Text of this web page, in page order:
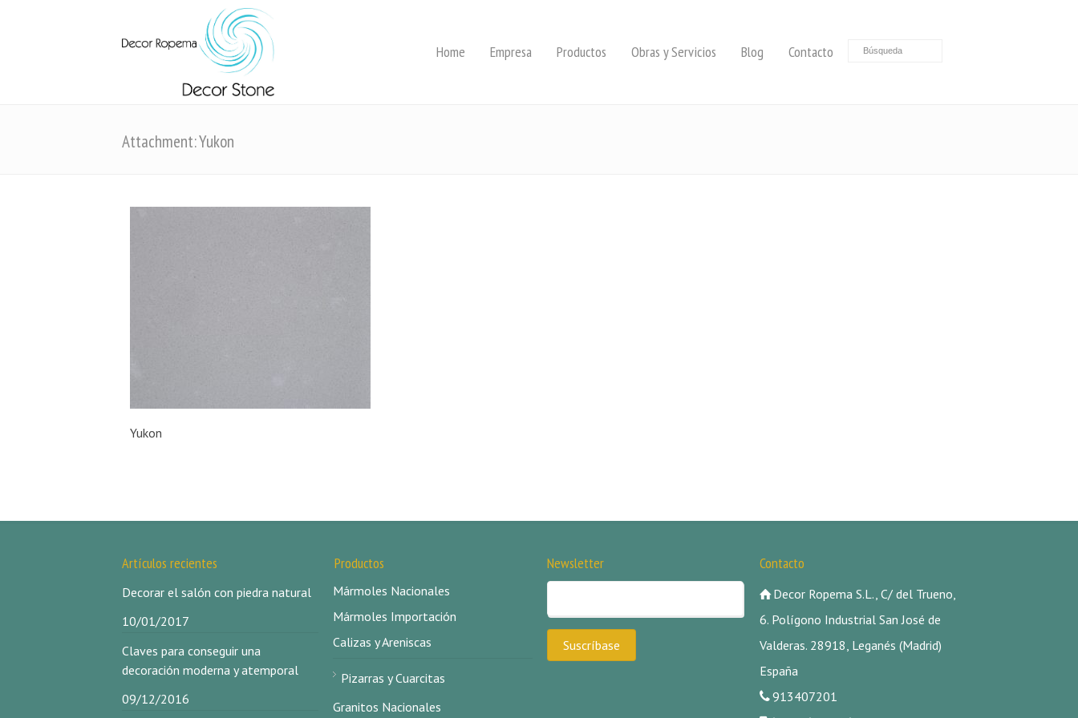
Home Empresa Productos Obras y Servicios Blog Contacto
Attachment: Yukon
Yukon
Artículos recientes
Decorar el salón con piedra natural
10/01/2017
Claves para conseguir una
decoración moderna y atemporal
09/12/2016
Productos
Mármoles Nacionales
Mármoles Importación
Calizas y Areniscas
Pizarras y Cuarcitas
Granitos Nacionales
Newsletter Contacto
Decor Ropema S.L., C/ del Trueno,
6. Polígono Industrial San José de
Valderas. 28918, Leganés (Madrid)
España
913407201